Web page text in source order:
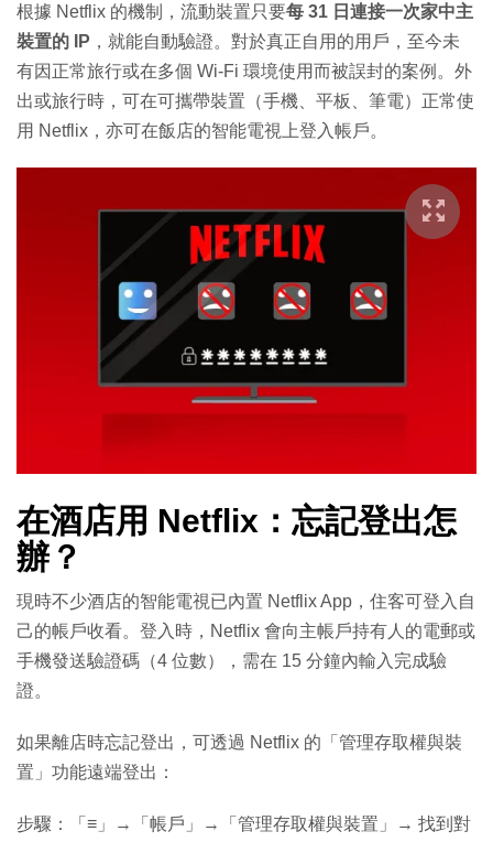
根據 Netflix 的機制，流動裝置只要每 31 日連接一次家中主
裝置的 IP ，就能自動驗證。對於真正自用的用戶，至今未
有因正常旅行或在多個 Wi-Fi 環境使用而被誤封的案例。外
出或旅行時，可在可攜帶裝置（手機、平板、筆電）正常使
用 Netflix，亦可在飯店的智能電視上登入帳戶。
在酒店用 Netflix：忘記登出怎
辦？
現時不少酒店的智能電視已內置 Netflix App，住客可登入自
己的帳戶收看。登入時，Netflix 會向主帳戶持有人的電郵或
手機發送驗證碼（4 位數），需在 15 分鐘內輸入完成驗
證。
如果離店時忘記登出，可透過 Netflix 的「管理存取權與裝
置」功能遠端登出：
步驟：「≡」→「帳戶」→「管理存取權與裝置」→ 找到對